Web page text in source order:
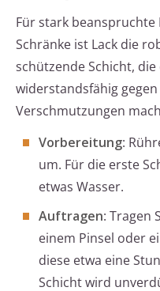
Für stark beanspruchte
Schränke ist Lack die
schützende Schicht,
widerstandsfähig
Verschmutzungen
Vorbereitung:
um. Für die erste
etwas Wasser.
Auftragen: Tragen
einem Pinsel oder
diese etwa eine
Schicht wird